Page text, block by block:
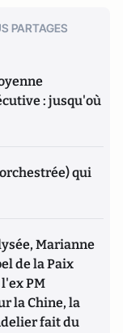
PARTAGES
: jusqu'où
qui
Marianne
de la Paix
PM
la Chine, la
fait du